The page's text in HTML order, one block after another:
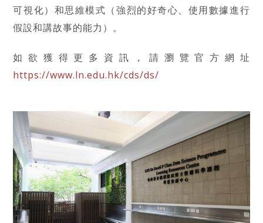
可視化）和思維模式（強烈的好奇心、使用數據進行
假設和講故事的能力）。
如欲獲得更多資訊，請瀏覽官方網址
https://www.ln.edu.hk/cds/ds/